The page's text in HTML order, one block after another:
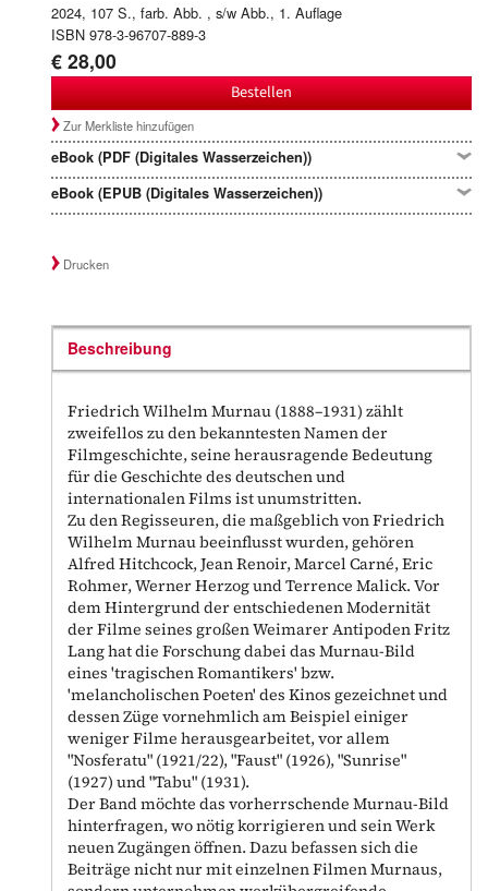
2024, 107 S., farb. Abb. , s/w Abb., 1. Auflage
ISBN 978-3-96707-889-3
€ 28,00
Bestellen
Zur Merkliste hinzufügen
eBook (PDF (Digitales Wasserzeichen))
eBook (EPUB (Digitales Wasserzeichen))
Drucken
Beschreibung
Friedrich Wilhelm Murnau (1888–1931) zählt
zweifellos zu den bekanntesten Namen der
Filmgeschichte, seine herausragende Bedeutung
für die Geschichte des deutschen und
internationalen Films ist unumstritten.
Zu den Regisseuren, die maßgeblich von Friedrich
Wilhelm Murnau beeinflusst wurden, gehören
Alfred Hitchcock, Jean Renoir, Marcel Carné, Eric
Rohmer, Werner Herzog und Terrence Malick. Vor
dem Hintergrund der entschiedenen Modernität
der Filme seines großen Weimarer Antipoden Fritz
Lang hat die Forschung dabei das Murnau-Bild
eines 'tragischen Romantikers' bzw.
'melancholischen Poeten' des Kinos gezeichnet und
dessen Züge vornehmlich am Beispiel einiger
weniger Filme herausgearbeitet, vor allem
"Nosferatu" (1921/22), "Faust" (1926), "Sunrise"
(1927) und "Tabu" (1931).
Der Band möchte das vorherrschende Murnau-Bild
hinterfragen, wo nötig korrigieren und sein Werk
neuen Zugängen öffnen. Dazu befassen sich die
Beiträge nicht nur mit einzelnen Filmen Murnaus,